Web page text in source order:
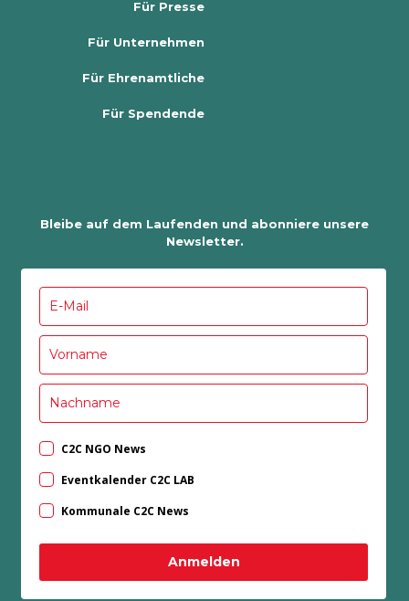
Für Presse
Für Unternehmen
Für Ehrenamtliche
Für Spendende
Bleibe auf dem Laufenden und abonniere unsere
Newsletter.
C2C NGO News
Eventkalender C2C LAB
Kommunale C2C News
Anmelden